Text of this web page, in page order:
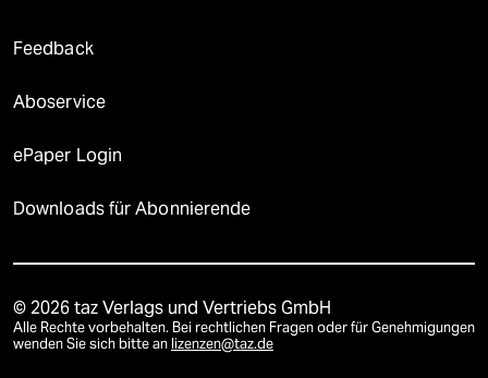
Feedback
Aboservice
ePaper Login
Downloads für Abonnierende
© 2026 taz Verlags und Vertriebs GmbH
Alle Rechte vorbehalten. Bei rechtlichen Fragen oder für Genehmigungen
wenden Sie sich bitte an lizenzen@taz.de